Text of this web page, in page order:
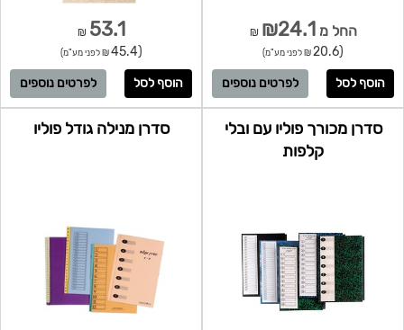
החל מ₪24.1
₪
(20.6 ₪ לפני מע"מ)
לפרטים נוספים
53.1
₪
(45.4 ₪ לפני מע"מ)
לפרטים נוספים
סדרן מכורך פוליו עם ובלי
קלפות
סדרן מנילה גודל פוליו